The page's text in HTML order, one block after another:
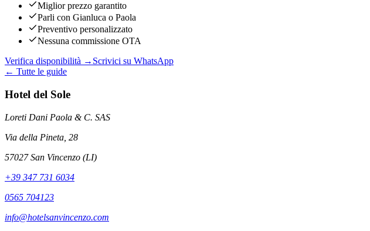
Miglior prezzo garantito
Parli con Gianluca o Paola
Preventivo personalizzato
Nessuna commissione OTA
Verifica disponibilità → Scrivici su WhatsApp
← Tutte le guide
Hotel del Sole
Loreti Dani Paola & C. SAS
Via della Pineta, 28
57027 San Vincenzo (LI)
+39 347 731 6034
0565 704123
info@hotelsanvincenzo.com